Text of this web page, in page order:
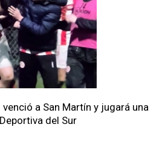
venció a San Martín y jugará una
del Sur